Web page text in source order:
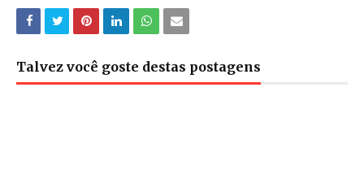
Talvez você goste destas postagens